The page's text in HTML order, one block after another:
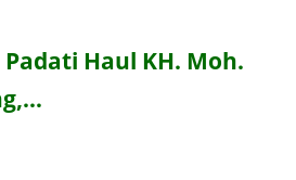
Haul KH. Moh.